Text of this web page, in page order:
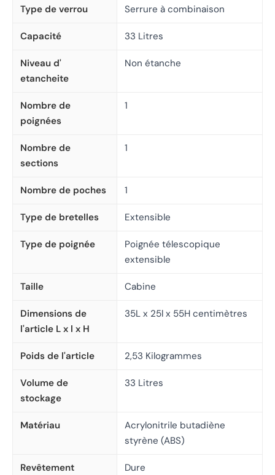
Type de verrou Serrure à combinaison
Capacité 33 Litres
Niveau d'
etancheite
Non étanche
Nombre de
poignées
1
Nombre de
sections
1
Nombre de poches 1
Type de bretelles Extensible
Type de poignée
Poignée télescopique
extensible
Taille Cabine
Dimensions de
l'article L x l x H
35L x 25l x 55H centimètres
Poids de l'article 2,53 Kilogrammes
Volume de
stockage
33 Litres
Matériau
Acrylonitrile butadiène
styrène (ABS)
Revêtement
Dure